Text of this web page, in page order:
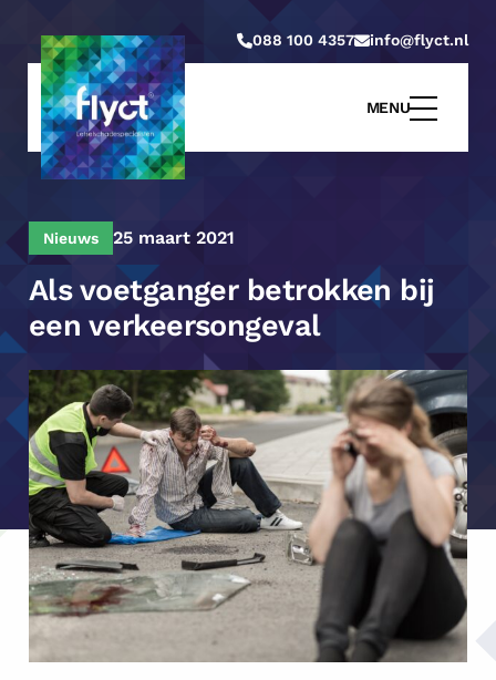
088 100 4357 info@flyct.nl
MENU
Nieuws 25 maart 2021
Als voetganger betrokken bij
een verkeersongeval